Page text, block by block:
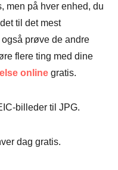
men på hver enhed, du
til det mest
prøve de andre
flere ting med dine
online gratis.
billeder til JPG.
dag gratis.